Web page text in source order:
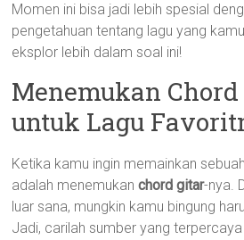
Momen ini bisa jadi lebih spesial
pengetahuan tentang lagu yang
eksplor lebih dalam soal ini!
Menemukan
untuk Lagu
Ketika kamu ingin memainkan
adalah menemukanchord gitar-nya.
luar sana, mungkin kamu bingung
Jadi, carilah sumber yang